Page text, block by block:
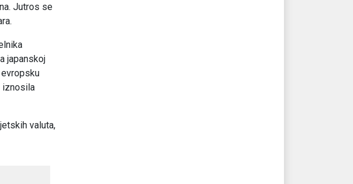
Jutros se
japanskoj
iznosila
valuta,